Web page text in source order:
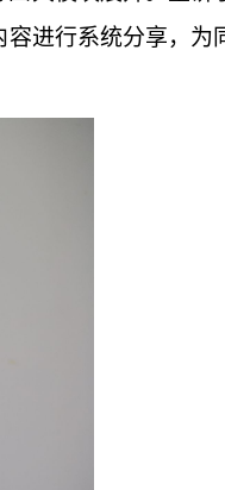
进行系统分享，为